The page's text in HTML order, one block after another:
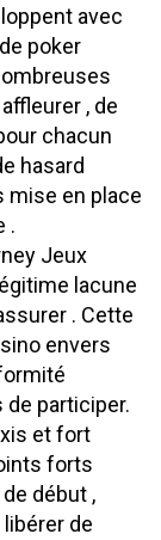
avec
poker
, de
chacun
hasard
mise en place
.
Jeux
lacune
. Cette
envers
de participer.
et fort
forts
début ,
de